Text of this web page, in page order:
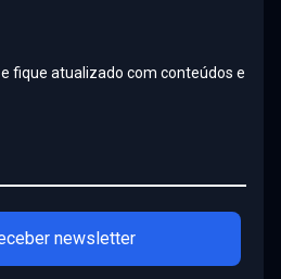
fique atualizado com conteúdos e
newsletter